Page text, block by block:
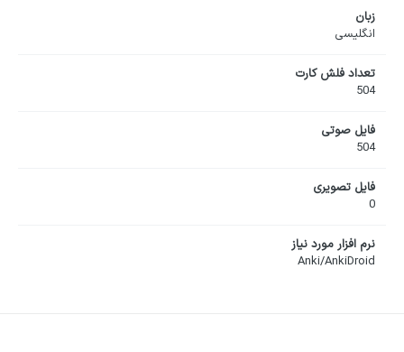
زبان
انگلیسی
تعداد فلش کارت
504
فایل صوتی
504
فایل تصویری
0
نرم افزار مورد نیاز
Anki/AnkiDroid